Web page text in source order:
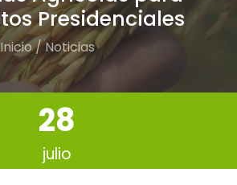
Presidenciales
Inicio / Noticias
28
julio